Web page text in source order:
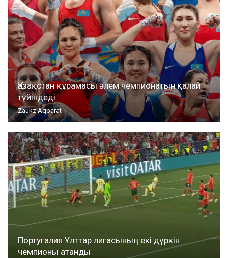
Қазақстан құрамасы әлем чемпионатын қалай
түйіндеді
Zaukz Aqparat
Португалия Ұлттар лигасының екі дүркін
чемпионы атанды